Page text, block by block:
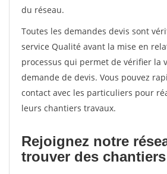
du réseau.
Toutes les demandes devis sont
service Qualité avant la mise en
processus qui permet de vérifier la
demande de devis. Vous pouvez
contact avec les particuliers pour
leurs chantiers travaux.
Rejoignez notre
trouver des